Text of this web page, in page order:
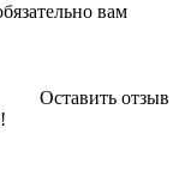
вам
Оставить отзыв